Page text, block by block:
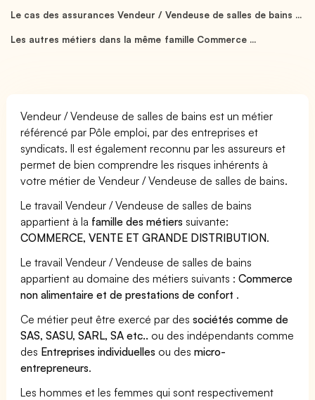
Le cas des assurances Vendeur / Vendeuse de salles de bains ...
Les autres métiers dans la même famille Commerce ...
Vendeur / Vendeuse de salles de bains est un métier
référencé par Pôle emploi, par des entreprises et
syndicats. Il est également reconnu par les assureurs et
permet de bien comprendre les risques inhérents à
votre métier de Vendeur / Vendeuse de salles de bains.
Le travail Vendeur / Vendeuse de salles de bains
appartient à la famille des métiers suivante:
COMMERCE, VENTE ET GRANDE DISTRIBUTION.
Le travail Vendeur / Vendeuse de salles de bains
appartient au domaine des métiers suivants :Commerce
non alimentaire et de prestations de confort .
Ce métier peut être exercé par dessociétés comme de
SAS, SASU, SARL, SA etc.. ou des indépendants comme
des Entreprises individuelles ou desmicro-
entrepreneurs.
Les hommes et les femmes qui sont respectivement